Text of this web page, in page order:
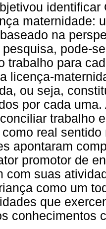
maternidade:
na
pode-
trabalho para
licença-
ou seja,
por cada
trabalho
real
apontaram
promotor de
com suas
como um
que
conhecimentos